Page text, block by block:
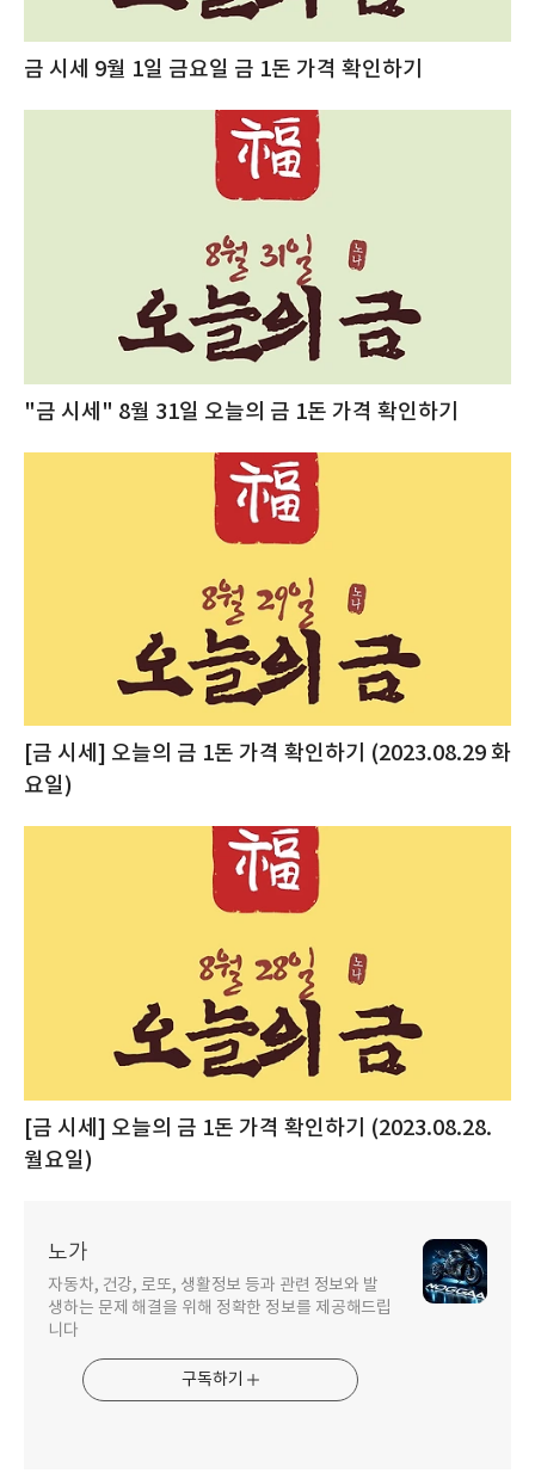
금 시세 9월 1일 금요일 금 1돈 가격 확인하기
"금 시세" 8월 31일 오늘의 금 1돈 가격 확인하기
[금 시세] 오늘의 금 1돈 가격 확인하기 (2023.08.29 화
요일)
[금 시세] 오늘의 금 1돈 가격 확인하기 (2023.08.28.
월요일)
노가
자동차, 건강, 로또, 생활정보 등과 관련 정보와 발
생하는 문제 해결을 위해 정확한 정보를 제공해드립
니다
구독하기